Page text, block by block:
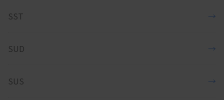
SST →
SUD →
SUS →